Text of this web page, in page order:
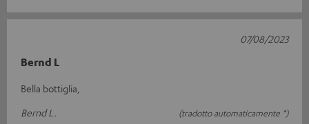
Bernd L
Bella bottiglia,
Bernd L.
(tradotto automaticamente *)
07/08/2023